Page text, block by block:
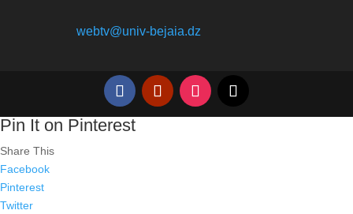
webtv@univ-bejaia.dz
Pin It on Pinterest
Share This
Facebook
Pinterest
Twitter